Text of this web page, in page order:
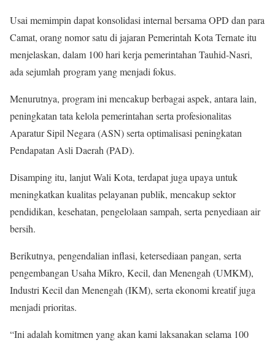
Usai memimpin dapat konsolidasi internal bersama OPD dan para
Camat, orang nomor satu di jajaran Pemerintah Kota Ternate itu
menjelaskan, dalam 100 hari kerja pemerintahan Tauhid-Nasri,
ada sejumlah program yang menjadi fokus.
Menurutnya, program ini mencakup berbagai aspek, antara lain,
peningkatan tata kelola pemerintahan serta profesionalitas
Aparatur Sipil Negara (ASN) serta optimalisasi peningkatan
Pendapatan Asli Daerah (PAD).
Disamping itu, lanjut Wali Kota, terdapat juga upaya untuk
meningkatkan kualitas pelayanan publik, mencakup sektor
pendidikan, kesehatan, pengelolaan sampah, serta penyediaan air
bersih.
Berikutnya, pengendalian inflasi, ketersediaan pangan, serta
pengembangan Usaha Mikro, Kecil, dan Menengah (UMKM),
Industri Kecil dan Menengah (IKM), serta ekonomi kreatif juga
menjadi prioritas.
“Ini adalah komitmen yang akan kami laksanakan selama 100